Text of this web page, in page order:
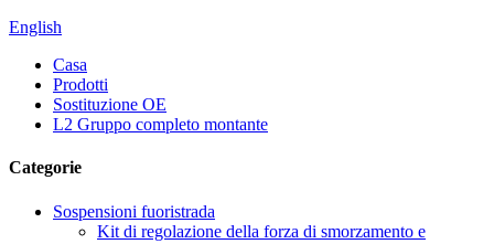
English
Casa
Prodotti
Sostituzione OE
L2 Gruppo completo montante
Categorie
Sospensioni fuoristrada
Kit di regolazione della forza di smorzamento e